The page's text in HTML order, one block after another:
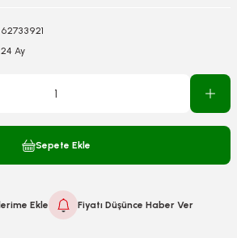
62733921
24 Ay
Sepete Ekle
Fiyatı Düşünce Haber Ver